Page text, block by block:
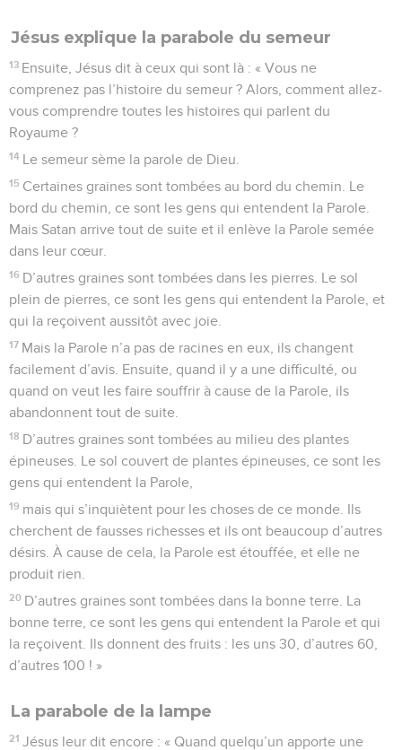
Jésus explique la parabole du semeur
13 Ensuite, Jésus dit à ceux qui sont là : « Vous ne
comprenez pas l’histoire du semeur ? Alors, comment allez-
vous comprendre toutes les histoires qui parlent du
Royaume ?
14 Le semeur sème la parole de Dieu.
15 Certaines graines sont tombées au bord du chemin. Le
bord du chemin, ce sont les gens qui entendent la Parole.
Mais Satan arrive tout de suite et il enlève la Parole semée
dans leur cœur.
16 D’autres graines sont tombées dans les pierres. Le sol
plein de pierres, ce sont les gens qui entendent la Parole, et
qui la reçoivent aussitôt avec joie.
17 Mais la Parole n’a pas de racines en eux, ils changent
facilement d’avis. Ensuite, quand il y a une difficulté, ou
quand on veut les faire souffrir à cause de la Parole, ils
abandonnent tout de suite.
18 D’autres graines sont tombées au milieu des plantes
épineuses. Le sol couvert de plantes épineuses, ce sont les
gens qui entendent la Parole,
19 mais qui s’inquiètent pour les choses de ce monde. Ils
cherchent de fausses richesses et ils ont beaucoup d’autres
désirs. À cause de cela, la Parole est étouffée, et elle ne
produit rien.
20 D’autres graines sont tombées dans la bonne terre. La
bonne terre, ce sont les gens qui entendent la Parole et qui
la reçoivent. Ils donnent des fruits : les uns 30, d’autres 60,
d’autres 100 ! »
La parabole de la lampe
21 Jésus leur dit encore : « Quand quelqu’un apporte une